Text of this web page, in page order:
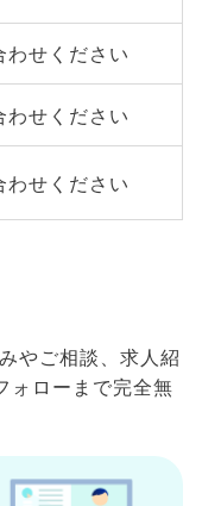
わせください
わせください
わせください
やご相談、求人紹
ォローまで完全無